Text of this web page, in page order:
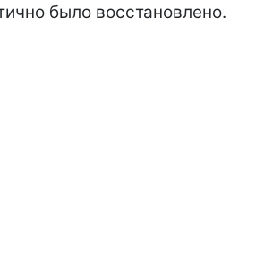
было восстановлено.